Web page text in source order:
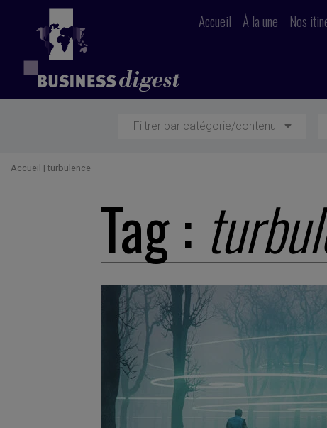
Accueil À la une Nos
Filtrer par catégorie/contenu
Accueil | turbulence
Tag :